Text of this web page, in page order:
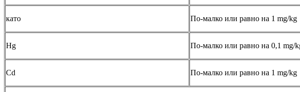
като По-малко или равно на 1 mg/kg
Hg По-малко или равно на 0,1 mg/
Cd По-малко или равно на 1 mg/kg